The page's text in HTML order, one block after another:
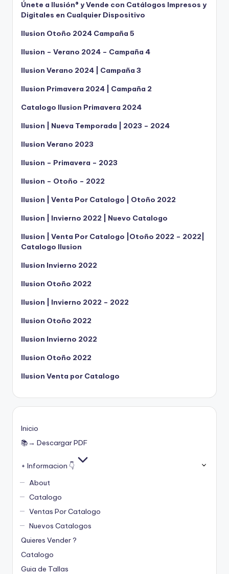
Únete a Ilusión® y Vende con Catálogos Impresos y
Digitales en Cualquier Dispositivo
Ilusion Otoño 2024 Campaña 5
Ilusion – Verano 2024 – Campaña 4
Ilusion Verano 2024 | Campaña 3
Ilusion Primavera 2024 | Campaña 2
Catalogo Ilusion Primavera 2024
Ilusion | Nueva Temporada | 2023 – 2024
Ilusion Verano 2023
Ilusion – Primavera – 2023
Ilusion – Otoño – 2022
Ilusion | Venta Por Catalogo | Otoño 2022
Ilusion | Invierno 2022 | Nuevo Catalogo
Ilusion | Venta Por Catalogo |Otoño 2022 – 2022|
Catalogo Ilusion
Ilusion Invierno 2022
Ilusion Otoño 2022
Ilusion | Invierno 2022 – 2022
Ilusion Otoño 2022
Ilusion Invierno 2022
Ilusion Otoño 2022
Ilusion Venta por Catalogo
Inicio
📚→ Descargar PDF
+ Informacion 👇
About
Catalogo
Ventas Por Catalogo
Nuevos Catalogos
Quieres Vender ?
Catalogo
Guia de Tallas